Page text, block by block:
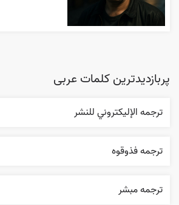
پربازدیدترین کلمات عربی
ترجمه الإليکتروني للنشر
ترجمه فذوقوه
ترجمه مبشر